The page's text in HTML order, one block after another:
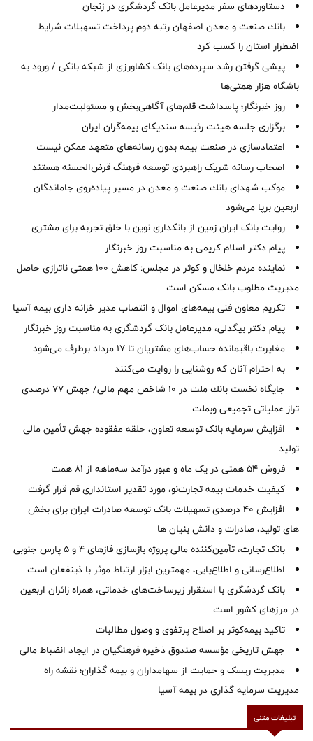
دستاوردهای سفر مدیرعامل بانک گردشگری در زنجان
بانك صنعت و معدن اصفهان رتبه دوم پرداخت تسهیلات شرایط
اضطرار استان را كسب كرد
پیشی گرفتن رشد سپرده‌های بانک کشاورزی از شبکه بانکی / ورود به
باشگاه هزار همتی‌ها
روز خبرنگار؛ پاسداشت قلم‌های آگاهی‌بخش و مسئولیت‌مدار
برگزاری جلسه هیئت رئیسه سندیکای بیمه‌گران ایران
اعتمادسازی در صنعت بیمه بدون رسانه‌های متعهد ممکن نیست
اصحاب رسانه شریک راهبردی توسعه فرهنگ قرض‌الحسنه هستند
موكب شهدای بانك صنعت و معدن در مسیر پیاده‌روی جاماندگان
اربعین برپا می‌شود
روایت بانک ایران زمین از بانکداری نوین با خلق تجربه برای مشتری
پیام دکتر اسلام کریمی به مناسبت روز خبرنگار
نماینده مردم خلخال و کوثر در مجلس: کاهش ۱۰۰ همتی ناترازی حاصل
مدیریت مطلوب بانک مسکن است
تکریم معاون فنی بیمه‌های اموال و انتصاب مدیر خزانه داری بیمه آسیا
پیام دکتر بیگدلی، مدیرعامل بانک گردشگری به مناسبت روز خبرنگار
مغایرت‌ باقیمانده حساب‌های مشتریان تا ۱۷ مرداد برطرف می‌شود
به احترام آنان که روشنایی را روایت می‌کنند
جایگاه نخست بانك ملت در 10 شاخص مهم مالی/ جهش 77 درصدی
تراز عملیاتی تجمیعی وبملت
افزایش سرمایه بانک توسعه تعاون، حلقه مفقوده جهش تأمین مالی
تولید
فروش 54 همتی در یک ماه و عبور درآمد سه‌ماهه از 81 همت
کیفیت خدمات بیمه تجارت‌نو، مورد تقدیر استانداری قم قرار گرفت
افزایش 40 درصدی تسهیلات بانک توسعه صادرات ایران برای بخش
های تولید، صادرات و دانش بنیان ها
بانک تجارت، تأمین‌کننده مالی پروژه بازسازی فازهای ۴ و ۵ پارس جنوبی
اطلاع‌رسانی و اطلاع‌یابی، مهمترین ابزار ارتباط موثر با ذینفعان است
بانک گردشگری با استقرار زیرساخت‌های خدماتی، همراه زائران اربعین
در مرزهای کشور است
تاکید بیمه‌کوثر بر اصلاح پرتفوی و وصول مطالبات ‌
جهش تاریخی مؤسسه صندوق ذخیره فرهنگیان در ایجاد انضباط مالی
مدیریت ریسک و حمایت از سهامداران و بیمه گذاران؛ نقشه راه
مدیریت سرمایه گذاری در بیمه آسیا
تبلیغات متنی